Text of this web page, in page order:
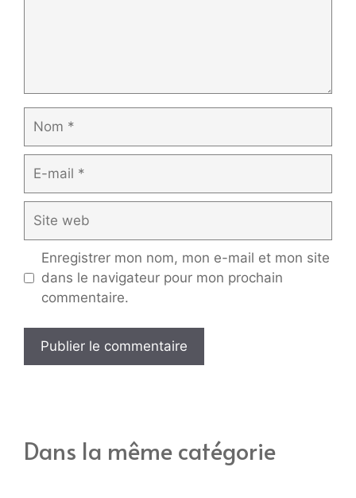
mail
web
Enregistrer mon nom, mon e-mail et mon site
dans le navigateur pour mon prochain
commentaire.
Dans la même catégorie